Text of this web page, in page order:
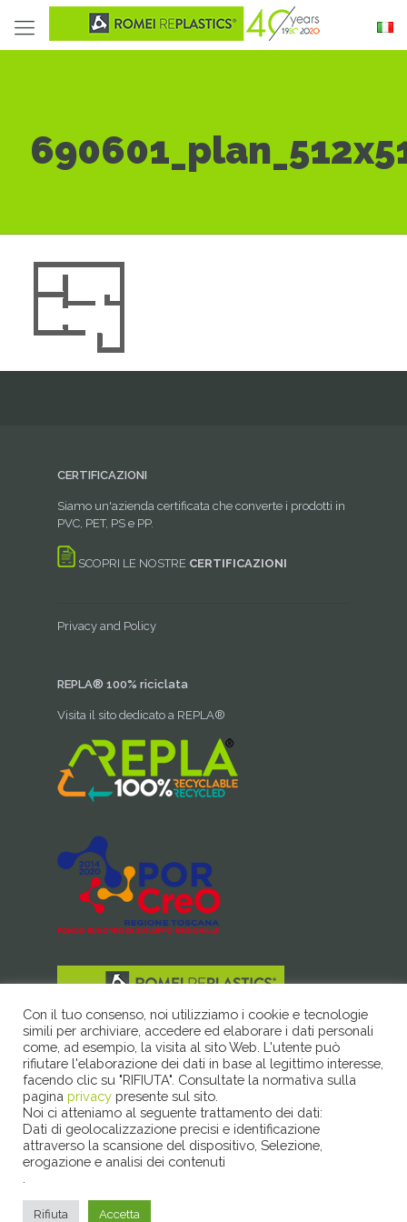
CERTIFICAZIONI
Siamo un'azienda certificata che converte i prodotti in
PVC, PET, PS e PP.
SCOPRI LE NOSTRE CERTIFICAZIONI
Privacy and Policy
REPLA® 100% riciclata
Visita il sito dedicato a REPLA®
ROMEI S.R.L. Via G.di Vittorio 7
50038 Scarperia e San Piero (FI)
Tel +39 0558468293
Fax +39 0558430938
romei@romeisrl.it
Partita Iva | Codice fiscale | Registro Imprese |
04503100481
© 2026 Romei RePlastics. All Rights Reserved. Credits.
Con il tuo consenso, noi utilizziamo i cookie e tecnologie
simili per archiviare, accedere ed elaborare i dati personali
come, ad esempio, la visita al sito Web. L'utente può
rifiutare l'elaborazione dei dati in base al legittimo interesse,
facendo clic su "RIFIUTA". Consultate la normativa sulla
pagina privacy presente sul sito.
Noi ci atteniamo al seguente trattamento dei dati:
Dati di geolocalizzazione precisi e identificazione
attraverso la scansione del dispositivo, Selezione,
erogazione e analisi dei contenuti
Rifiuta Accetta